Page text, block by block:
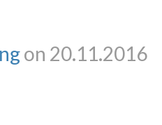
on 20.11.2016